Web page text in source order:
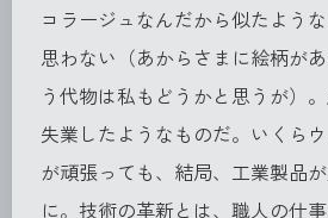
コラージュなんだから似たよう
思わない（あからさまに絵柄が
う代物は私もどうかと思うが）
失業したようなものだ。いくら
が頑張っても、結局、工業製品
に。技術の革新とは、職人の仕